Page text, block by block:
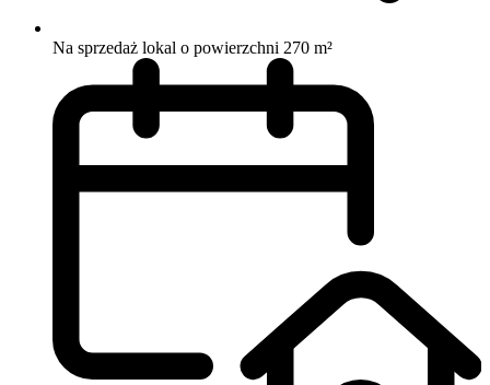
Na sprzedaż lokal o powierzchni 270 m²